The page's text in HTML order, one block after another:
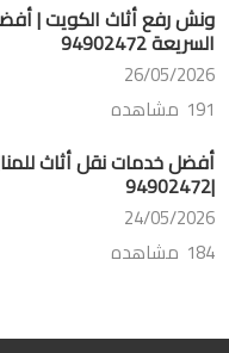
ونش رفع أثاث الكويت |
السريعة 94902472
26/05/2026
191 مشاهده
أفضل خدمات نقل أثاث
|94902472
24/05/2026
184 مشاهده